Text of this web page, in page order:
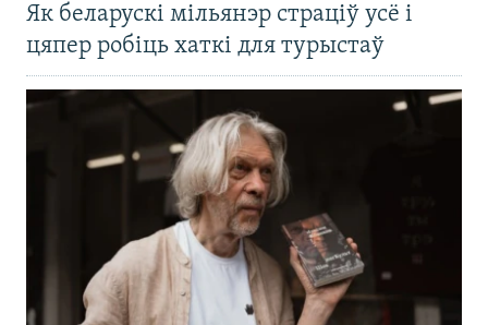
Як беларускі мільянэр страціў усё і
цяпер робіць хаткі для турыстаў